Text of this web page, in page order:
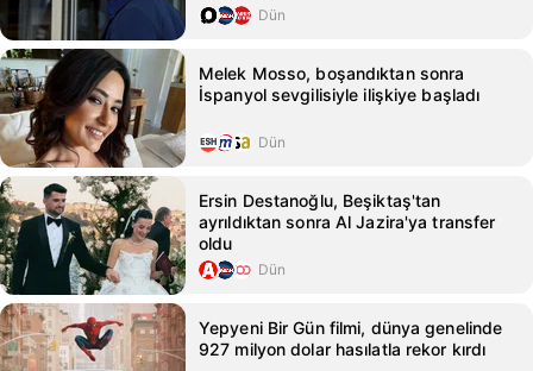
Dün
Melek Mosso, boşandıktan sonra
İspanyol sevgilisiyle ilişkiye başladı
Dün
Ersin Destanoğlu, Beşiktaş'tan
ayrıldıktan sonra Al Jazira'ya transfer
oldu
Dün
Yepyeni Bir Gün filmi, dünya genelinde
927 milyon dolar hasılatla rekor kırdı